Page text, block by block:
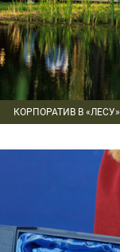
КОРПОРАТИВ В «ЛЕСУ»